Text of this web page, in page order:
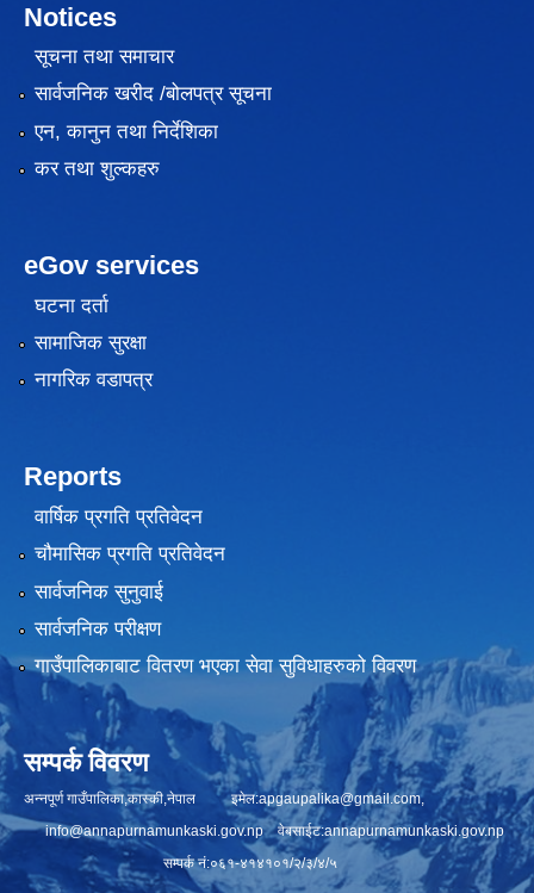
Notices
सूचना तथा समाचार
सार्वजनिक खरीद /बोलपत्र सूचना
एन, कानुन तथा निर्देशिका
कर तथा शुल्कहरु
eGov services
घटना दर्ता
सामाजिक सुरक्षा
नागरिक वडापत्र
Reports
वार्षिक प्रगति प्रतिवेदन
चौमासिक प्रगति प्रतिवेदन
सार्वजनिक सुनुवाई
सार्वजनिक परीक्षण
गाउँपालिकाबाट वितरण भएका सेवा सुविधाहरुको विवरण
सम्पर्क विवरण
अन्नपूर्ण गाउँपालिका,कास्की,नेपाल इमेल:apgaupalika@gmail.com,
info@annapurnamunkaski.gov.npवेबसाईट:annapurnamunkaski.gov.np
सम्पर्क नं:०६१-४१४१०१/२/३/४/५